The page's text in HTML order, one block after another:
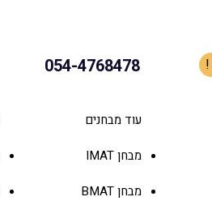
מבחן SAT או פסיכומטרי?
054-4768478
עוד מבחנים
מבחן IMAT
מבחןBMAT